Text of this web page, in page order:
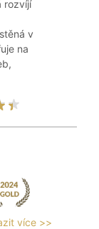
rozvíjí
v
na
více >>